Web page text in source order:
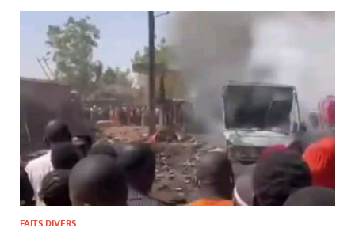
FAITS DIVERS